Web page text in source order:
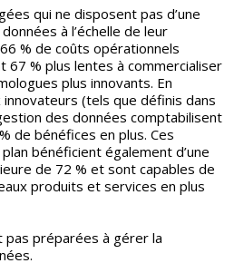
qui ne disposent pas d’une
à l’échelle de leur
% de coûts opérationnels
67 % plus lentes à commercialiser
plus innovants. En
innovateurs (tels que définis dans
des données comptabilisent
de bénéfices en plus. Ces
bénéficient également d’une
de 72 % et sont capables de
produits et services en plus
préparées à gérer la